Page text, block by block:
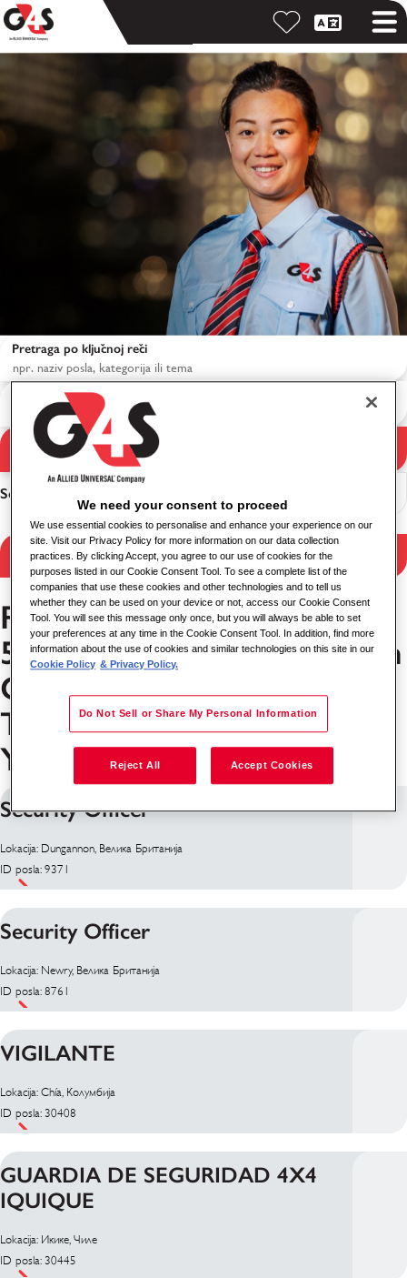
Rezultati pretrage
Pretraga po ključnoj reči
Pretraga po lokaciji
Sortiranje
Filtriraj rezultate
Poslovi u WA 0812 2782
5310 Tarif Borongan Bangun
Gudang Rangka Baja
Terpercaya Danurejan
Yogyakarta
Security Officer
Lokacija: Dungannon, Велика Британија
ID posla: 9371
Security Officer
Lokacija: Newry, Велика Британија
ID posla: 8761
VIGILANTE
Lokacija: Chía, Колумбија
ID posla: 30408
GUARDIA DE SEGURIDAD 4X4
IQUIQUE
Lokacija: Икике, Чиле
ID posla: 30445
We need your consent to proceed
We use essential cookies to personalise and enhance your experience on our
site. Visit our Privacy Policy for more information on our data collection
practices. By clicking Accept, you agree to our use of cookies for the
purposes listed in our Cookie Consent Tool. To see a complete list of the
companies that use these cookies and other technologies and to tell us
whether they can be used on your device or not, access our Cookie Consent
Tool. You will see this message only once, but you will always be able to set
your preferences at any time in the Cookie Consent Tool. In addition, find more
information about the use of cookies and similar technologies on this site in our
Cookie Policy & Privacy Policy.
Do Not Sell or Share My Personal Information
Reject All Accept Cookies